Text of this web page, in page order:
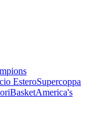
EsteroSupercoppa
BasketAmerica's